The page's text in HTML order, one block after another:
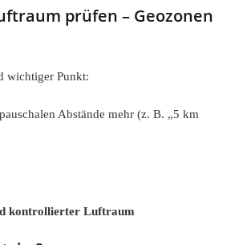
prüfen – Geozonen
wichtiger Punkt:
Abstände mehr (z. B. „5 km
kontrollierter Luftraum